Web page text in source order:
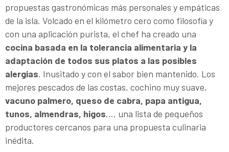
propuestas gastronómicas más personales y empáticas
de la isla. Volcado en el kilómetro cero como filosofía y
con una aplicación purista, el chef ha creado una
cocina basada en la tolerancia alimentaria y la
adaptación de todos sus platos a las posibles
alergias. Inusitado y con el sabor bien mantenido. Los
mejores pescados de las costas, cochino muy suave,
vacuno palmero, queso de cabra, papa antigua,
tunos, almendras, higos…, una lista de pequeños
productores cercanos para una propuesta culinaria
inédita.